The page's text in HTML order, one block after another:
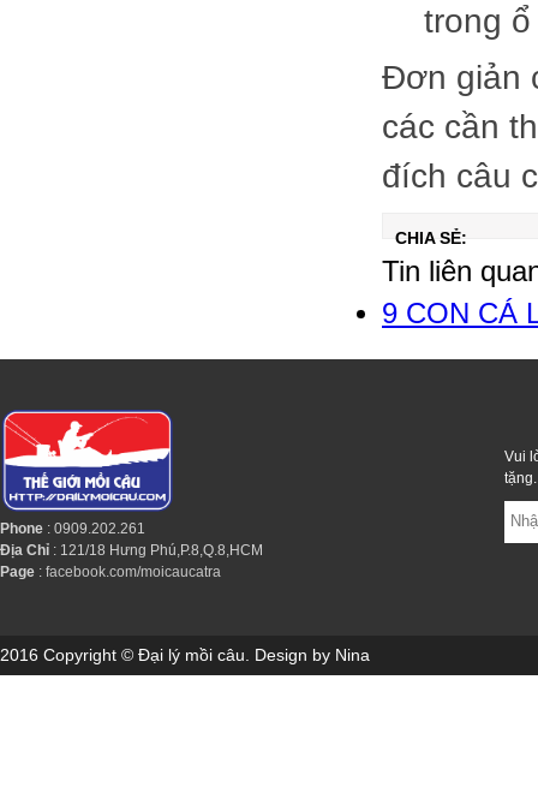
trong
Đơn giản
các cần
đích câu
CHIA SẺ:
Tin liên
9 CON CÁ
Phone : 0909.202.261
Địa Chỉ : 121/18 Hưng Phú,P.8,Q.8,HCM
Page : facebook.com/moicaucatra
Vui
tặng.
2016 Copyright © Đại lý mồi câu. Design by Nina